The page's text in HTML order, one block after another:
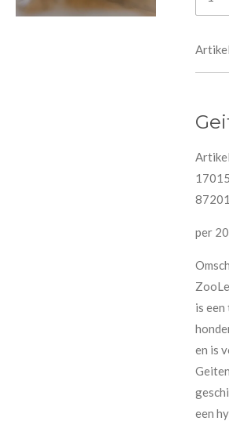
17015
per
is een
en is
een